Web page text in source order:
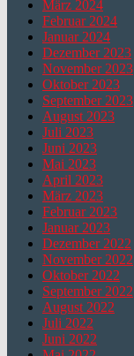
März 2024
Februar 2024
Januar 2024
Dezember 2023
November 2023
Oktober 2023
September 2023
August 2023
Juli 2023
Juni 2023
Mai 2023
April 2023
März 2023
Februar 2023
Januar 2023
Dezember 2022
November 2022
Oktober 2022
September 2022
August 2022
Juli 2022
Juni 2022